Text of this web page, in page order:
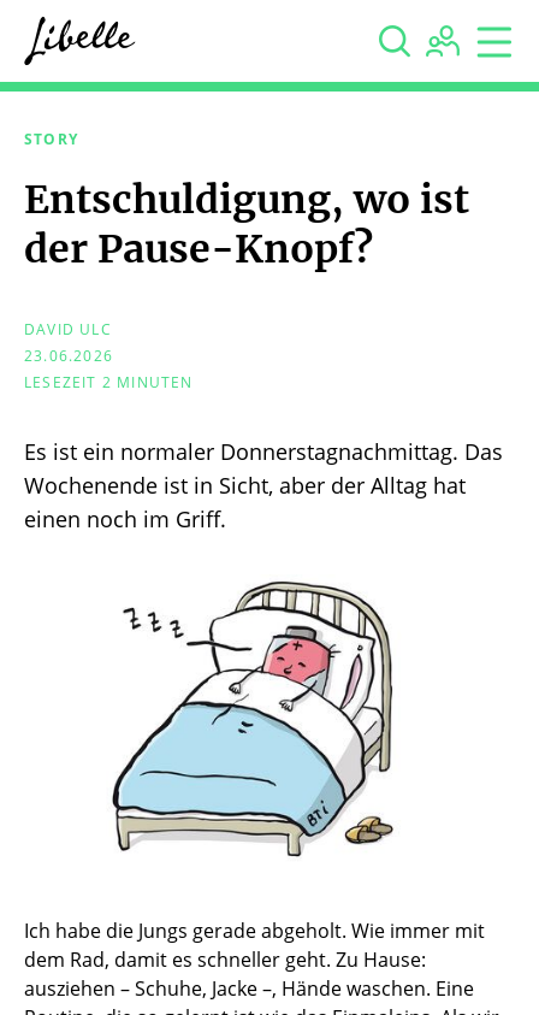
  
STORY
Entschuldigung, wo ist
der Pause-Knopf?
Es ist ein normaler Donnerstagnachmittag. Das
Wochenende ist in Sicht, aber der Alltag hat
einen noch im Griff.
DAVID ULC
23.06.2026
LESEZEIT 2 MINUTEN
Ich habe die Jungs gerade abgeholt. Wie immer mit
dem Rad, damit es schneller geht. Zu Hause:
ausziehen – Schuhe, Jacke –, Hände waschen. Eine